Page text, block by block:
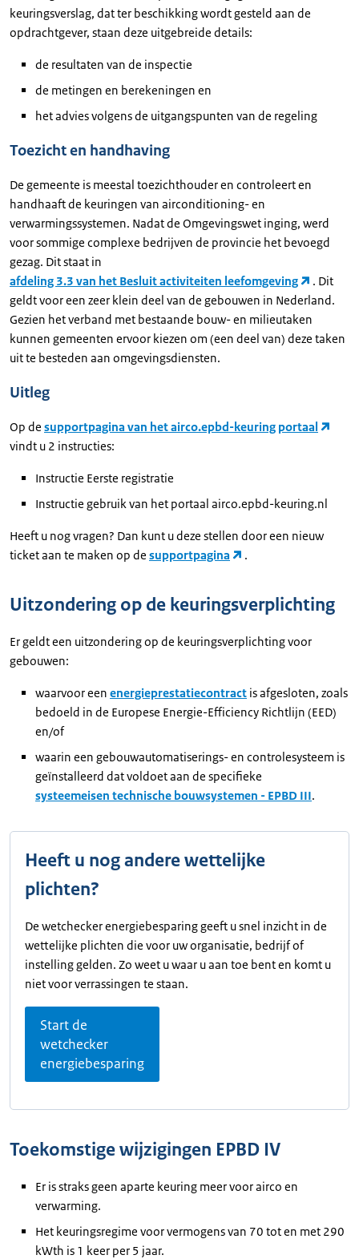
keuringsverslag, dat ter beschikking wordt gesteld aan de
opdrachtgever, staan deze uitgebreide details:
de resultaten van de inspectie
de metingen en berekeningen en
het advies volgens de uitgangspunten van de regeling
Toezicht en handhaving
De gemeente is meestal toezichthouder en controleert en
handhaaft de keuringen van airconditioning- en
verwarmingssystemen. Nadat de Omgevingswet inging, werd
voor sommige complexe bedrijven de provincie het bevoegd
gezag. Dit staat in
afdeling 3.3 van het Besluit activiteiten leefomgeving
. Dit
geldt voor een zeer klein deel van de gebouwen in Nederland.
Gezien het verband met bestaande bouw- en milieutaken
kunnen gemeenten ervoor kiezen om (een deel van) deze taken
uit te besteden aan omgevingsdiensten.
Uitleg
Op de supportpagina van het airco.epbd-keuring portaal
vindt u 2 instructies:
Instructie Eerste registratie
Instructie gebruik van het portaal airco.epbd-keuring.nl
Heeft u nog vragen? Dan kunt u deze stellen door een nieuw
ticket aan te maken op de supportpagina .
Uitzondering op de keuringsverplichting
Er geldt een uitzondering op de keuringsverplichting voor
gebouwen:
waarvoor een energieprestatiecontract is afgesloten, zoals
bedoeld in de Europese Energie-Efficiency Richtlijn (EED)
en/of
waarin een gebouwautomatiserings- en controlesysteem is
geïnstalleerd dat voldoet aan de specifieke
systeemeisen technische bouwsystemen - EPBD III.
Heeft u nog andere wettelijke
plichten?
De wetchecker energiebesparing geeft u snel inzicht in de
wettelijke plichten die voor uw organisatie, bedrijf of
instelling gelden. Zo weet u waar u aan toe bent en komt u
niet voor verrassingen te staan.
Start de
wetchecker
energiebesparing
Toekomstige wijzigingen EPBD IV
Er is straks geen aparte keuring meer voor airco en
verwarming.
Het keuringsregime voor vermogens van 70 tot en met 290
kWth is 1 keer per 5 jaar.